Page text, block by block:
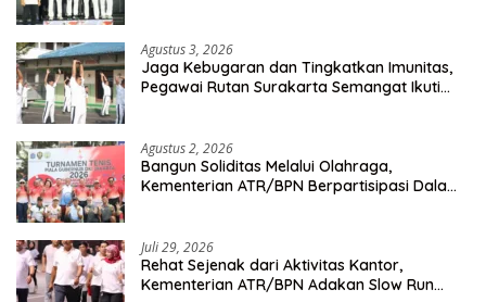
Agustus 3, 2026
Jaga Kebugaran dan Tingkatkan Imunitas,
Pegawai Rutan Surakarta Semangat Ikuti
Agustus 2, 2026
Bangun Soliditas Melalui Olahraga,
Kementerian ATR/BPN Berpartisipasi Dalam
Juli 29, 2026
Rehat Sejenak dari Aktivitas Kantor,
Kementerian ATR/BPN Adakan Slow Run